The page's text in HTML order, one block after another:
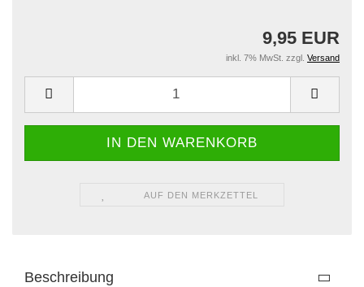
9,95 EUR
inkl. 7% MwSt. zzgl. Versand
AUF DEN MERKZETTEL
Beschreibung